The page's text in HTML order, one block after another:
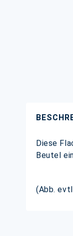
Diese
Beutel
(Abb.